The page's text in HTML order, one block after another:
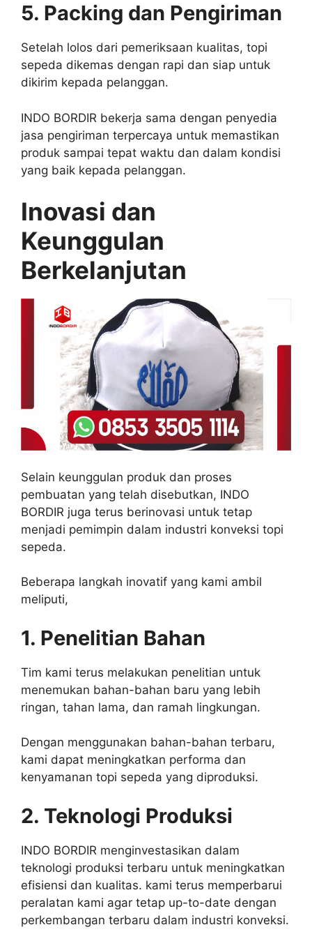
5. Packing dan Pengiriman
Setelah lolos dari pemeriksaan kualitas, topi
sepeda dikemas dengan rapi dan siap untuk
dikirim kepada pelanggan.
INDO BORDIR bekerja sama dengan penyedia
jasa pengiriman terpercaya untuk memastikan
produk sampai tepat waktu dan dalam kondisi
yang baik kepada pelanggan.
Inovasi dan
Keunggulan
Berkelanjutan
Selain keunggulan produk dan proses
pembuatan yang telah disebutkan, INDO
BORDIR juga terus berinovasi untuk tetap
menjadi pemimpin dalam industri konveksi topi
sepeda.
Beberapa langkah inovatif yang kami ambil
meliputi,
1. Penelitian Bahan
Tim kami terus melakukan penelitian untuk
menemukan bahan-bahan baru yang lebih
ringan, tahan lama, dan ramah lingkungan.
Dengan menggunakan bahan-bahan terbaru,
kami dapat meningkatkan performa dan
kenyamanan topi sepeda yang diproduksi.
2. Teknologi Produksi
INDO BORDIR menginvestasikan dalam
teknologi produksi terbaru untuk meningkatkan
efisiensi dan kualitas. kami terus memperbarui
peralatan kami agar tetap up-to-date dengan
perkembangan terbaru dalam industri konveksi.